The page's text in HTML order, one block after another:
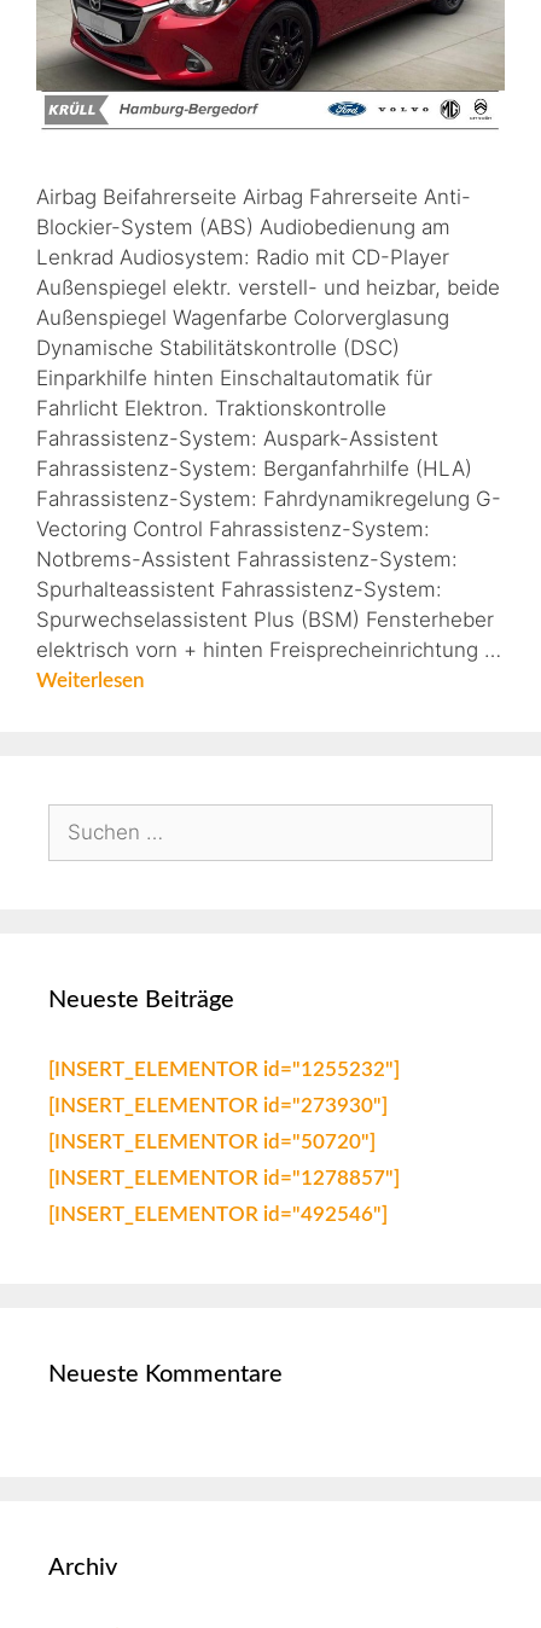
Airbag Beifahrerseite Airbag Fahrerseite Anti-
Blockier-System (ABS) Audiobedienung am
Lenkrad Audiosystem: Radio mit CD-Player
Außenspiegel elektr. verstell- und heizbar, beide
Außenspiegel Wagenfarbe Colorverglasung
Dynamische Stabilitätskontrolle (DSC)
Einparkhilfe hinten Einschaltautomatik für
Fahrlicht Elektron. Traktionskontrolle
Fahrassistenz-System: Auspark-Assistent
Fahrassistenz-System: Berganfahrhilfe (HLA)
Fahrassistenz-System: Fahrdynamikregelung G-
Vectoring Control Fahrassistenz-System:
Notbrems-Assistent Fahrassistenz-System:
Spurhalteassistent Fahrassistenz-System:
Spurwechselassistent Plus (BSM) Fensterheber
elektrisch vorn + hinten Freisprecheinrichtung …
Weiterlesen
Neueste Beiträge
[INSERT_ELEMENTOR id="1255232"]
[INSERT_ELEMENTOR id="273930"]
[INSERT_ELEMENTOR id="50720"]
[INSERT_ELEMENTOR id="1278857"]
[INSERT_ELEMENTOR id="492546"]
Neueste Kommentare
Archiv